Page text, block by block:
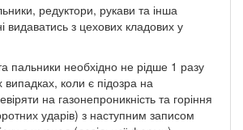
редуктори, рукави та інша
видаватись з цехових кладових у
пальники необхідно не рідше 1 разу
випадках, коли є підозра на
на газонепроникність та горіння
ударів) з наступним записом